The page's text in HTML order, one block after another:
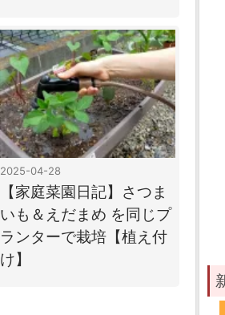
2025-04-28
【家庭菜園日記】さつま
いも＆えだまめ を同じプ
ランターで栽培【植え付
け】